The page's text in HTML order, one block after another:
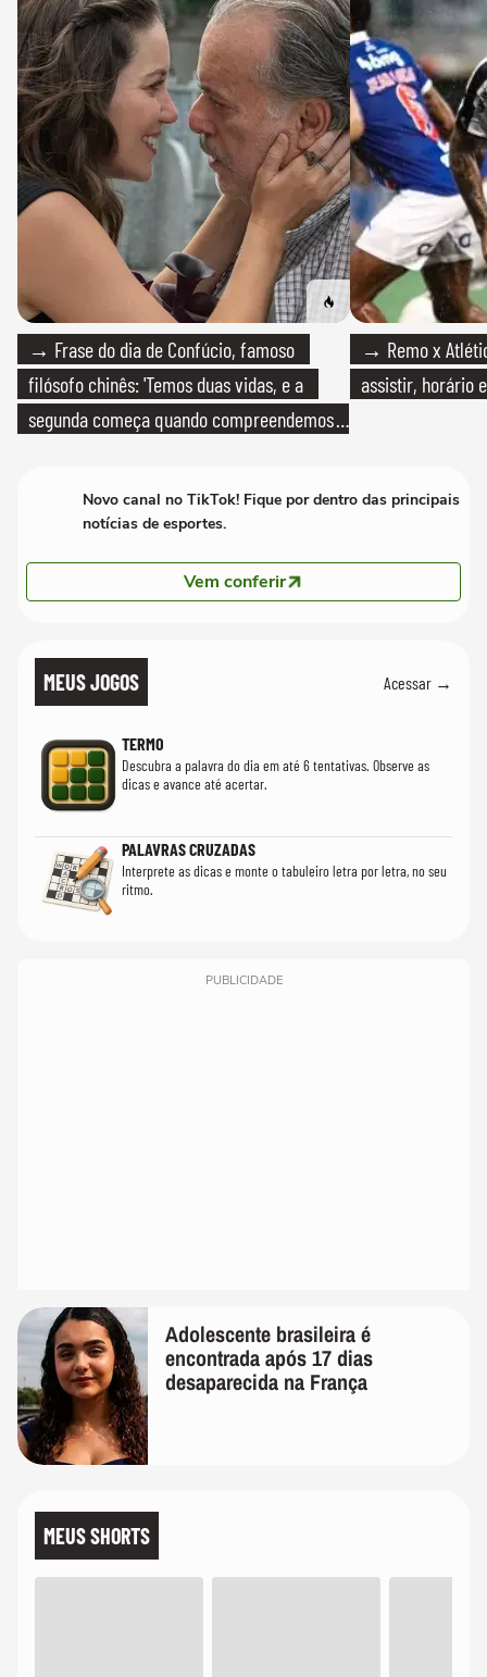
→ Frase do dia de Confúcio, famoso
filósofo chinês: 'Temos duas vidas, e a
segunda começa quando compreendemos
→ Remo x
assistir, horário
Novo canal no TikTok! Fique por dentro das principais
notícias de esportes.
Vem conferir
MEUS JOGOS Acessar →
TERMO
Descubra a palavra do dia em até 6 tentativas. Observe as
dicas e avance até acertar.
PALAVRAS CRUZADAS
Interprete as dicas e monte o tabuleiro letra por letra, no seu
ritmo.
PUBLICIDADE
Adolescente brasileira é
encontrada após 17 dias
desaparecida na França
MEUS SHORTS